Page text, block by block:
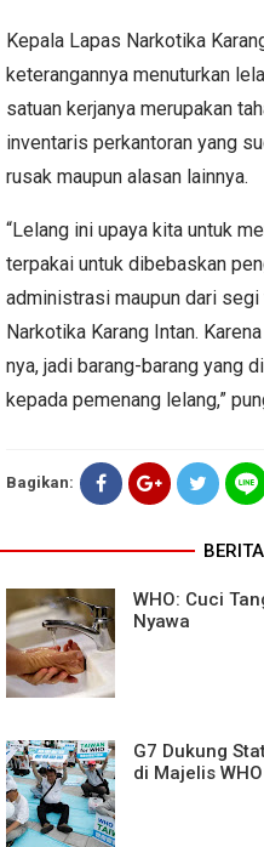
Kepala Lapas Narkotika
keterangannya menuturkan
satuan kerjanya merupakan
inventaris perkantoran yang
rusak maupun alasan lainnya.
“Lelang ini upaya kita untuk
terpakai untuk dibebaskan
administrasi maupun dari
Narkotika Karang Intan.
nya, jadi barang-barang yang
kepada pemenang lelang,”
Bagikan:
WHO: Cuci
Nyawa
G7 Dukung
di Majelis WHO